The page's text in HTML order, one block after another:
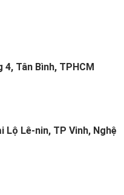
4, Tân Bình, TPHCM
Lộ Lê-nin, TP Vinh, Nghệ